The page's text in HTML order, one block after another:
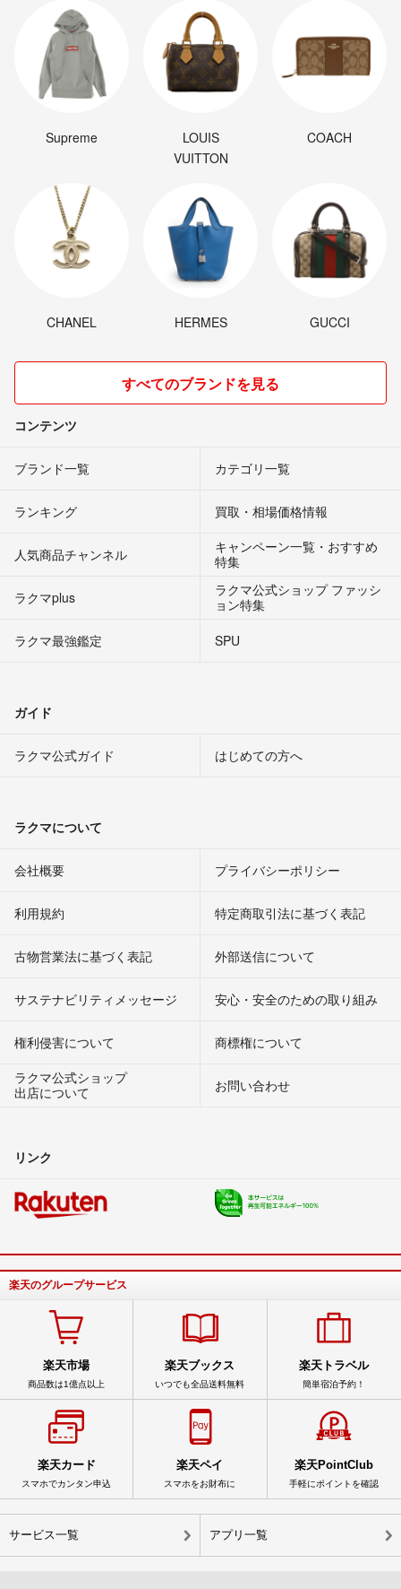
Supreme
LOUIS
VUITTON
COACH
CHANEL HERMES GUCCI
すべてのブランドを見る
コンテンツ
ブランド一覧 カテゴリ一覧
ランキング 買取・相場価格情報
人気商品チャンネル
キャンペーン一覧・おすすめ
特集
ラクマplus
ラクマ公式ショップ ファッシ
ョン特集
ラクマ最強鑑定
SPU
ガイド
ラクマ公式ガイド はじめての方へ
ラクマについて
会社概要 プライバシーポリシー
利用規約 特定商取引法に基づく表記
古物営業法に基づく表記 外部送信について
サステナビリティメッセージ 安心・安全のための取り組み
権利侵害について
商標権について
ラクマ公式ショップ
出店について
お問い合わせ
リンク
楽天のグループサービス
楽天市場
商品数は1億点以上
楽天ブックス
いつでも全品送料無料
楽天トラベル
簡単宿泊予約！
楽天カード
スマホでカンタン申込
楽天ペイ
スマホをお財布に
楽天PointClub
手軽にポイントを確認
サービス一覧 アプリ一覧